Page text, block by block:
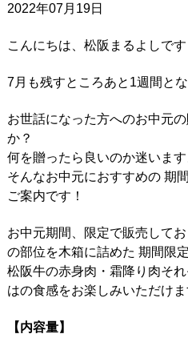
2022年07月19日
こんにちは、松阪まるよしです
7月も残すところあと1週間とな
お世話になった方へのお中元
か？
何を贈ったら良いのか迷いま
そんなお中元におすすめの 期
ご案内です！
お中元期間、限定で販売して
の部位を木箱に詰めた 期間限
松阪牛の赤身肉・霜降り肉そ
はの食感をお楽しみいただけま
【内容量】